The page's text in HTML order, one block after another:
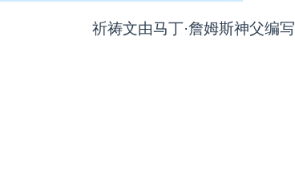
祈祷文由马丁·詹姆斯神父编写